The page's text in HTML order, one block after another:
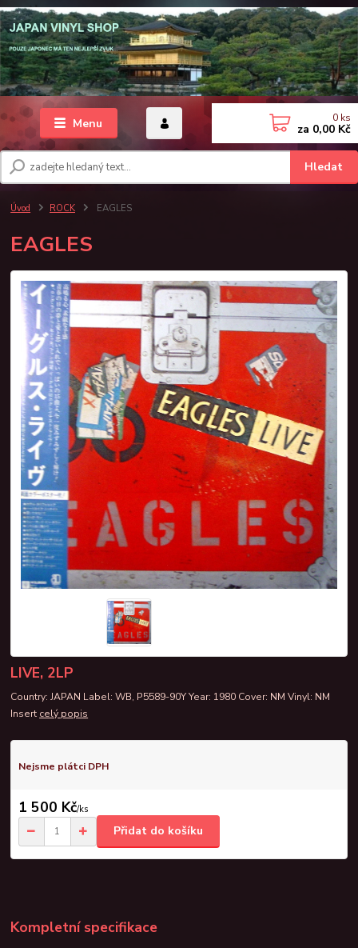
Menu
Hledat
0 ks
za 0,00 Kč
Úvod ROCK EAGLES
EAGLES
LIVE, 2LP
Country: JAPAN Label: WB, P5589-90Y Year: 1980 Cover: NM Vinyl: NM
Insert celý popis
Nejsme plátci DPH
1 500 Kč/ks
Přidat do košíku
Kompletní specifikace